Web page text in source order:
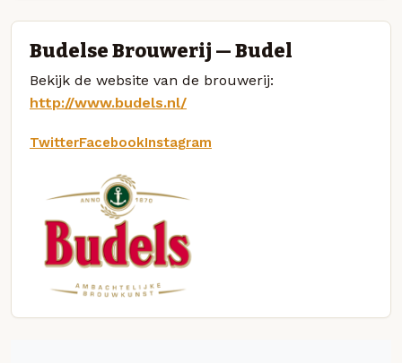
Budelse Brouwerij — Budel
Bekijk de website van de brouwerij:
http://www.budels.nl/
TwitterFacebookInstagram